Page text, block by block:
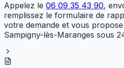
Appelez le 06 09 35 43 90,
remplissez le formulaire de
votre demande et vous
Sampigny-lès-Maranges sous